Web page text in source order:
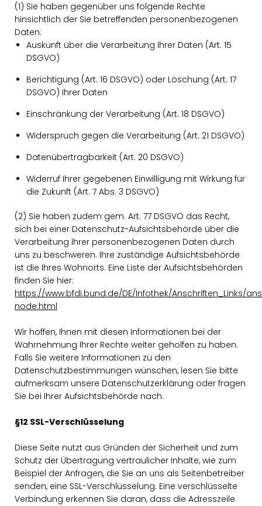
(1) Sie haben gegenüber uns folgende Rechte
hinsichtlich der Sie betreffenden personenbezogenen
Daten:
Auskunft über die Verarbeitung Ihrer Daten (Art. 15
DSGVO)
Berichtigung (Art. 16 DSGVO) oder Löschung (Art. 17
DSGVO) Ihrer Daten
Einschränkung der Verarbeitung (Art. 18 DSGVO)
Widerspruch gegen die Verarbeitung (Art. 21 DSGVO)
Datenübertragbarkeit (Art. 20 DSGVO)
Widerruf Ihrer gegebenen Einwilligung mit Wirkung für
die Zukunft (Art. 7 Abs. 3 DSGVO)
(2) Sie haben zudem gem. Art. 77 DSGVO das Recht,
sich bei einer Datenschutz-Aufsichtsbehörde über die
Verarbeitung Ihrer personenbezogenen Daten durch
uns zu beschweren. Ihre zuständige Aufsichtsbehörde
ist die Ihres Wohnorts. Eine Liste der Aufsichtsbehörden
finden Sie hier:
https://www.bfdi.bund.de/DE/Infothek/Anschriften_Links/
node.html
Wir hoffen, Ihnen mit diesen Informationen bei der
Wahrnehmung Ihrer Rechte weiter geholfen zu haben.
Falls Sie weitere Informationen zu den
Datenschutzbestimmungen wünschen, lesen Sie bitte
aufmerksam unsere Datenschutzerklärung oder fragen
Sie bei Ihrer Aufsichtsbehörde nach.
§12 SSL-Verschlüsselung
Diese Seite nutzt aus Gründen der Sicherheit und zum
Schutz der Übertragung vertraulicher Inhalte, wie zum
Beispiel der Anfragen, die Sie an uns als Seitenbetreiber
senden, eine SSL-Verschlüsselung. Eine verschlüsselte
Verbindung erkennen Sie daran, dass die Adresszeile